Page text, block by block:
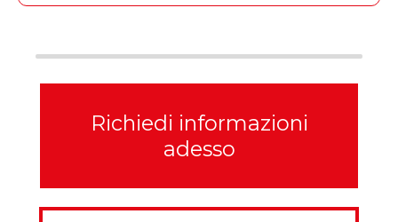
Richiedi informazioni
adesso